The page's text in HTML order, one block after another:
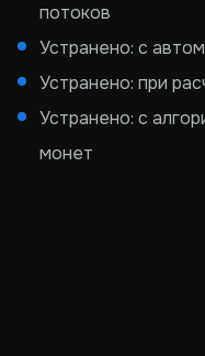
потоков
Устранено: с
Устранено: при
Устранено: с
монет